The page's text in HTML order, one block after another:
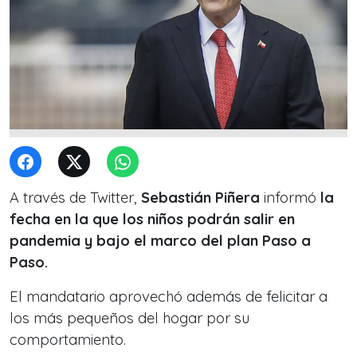
A través de Twitter, Sebastián Piñera informó la
fecha en la que los niños podrán salir en
pandemia y bajo el marco del plan Paso a
Paso.
El mandatario aprovechó además de felicitar a
los más pequeños del hogar por su
comportamiento.